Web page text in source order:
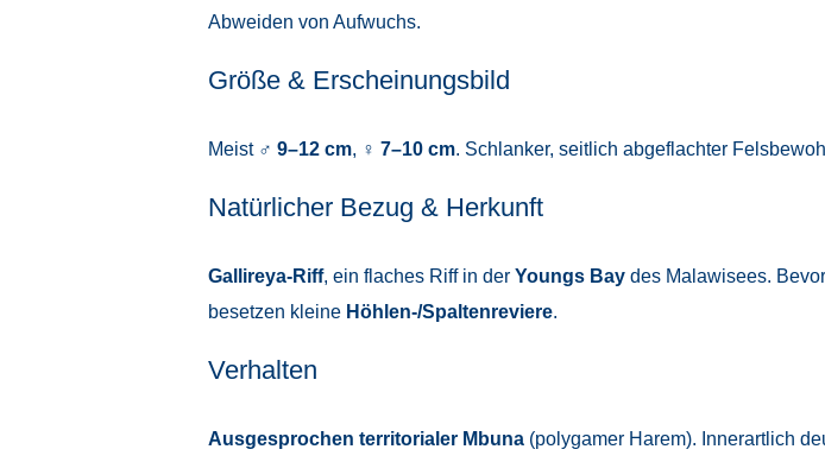
Abweiden von Aufwuchs.
Größe & Erscheinungsbild
Meist ♂ 9–12 cm, ♀ 7–10 cm. Schlanker, seitlich abgeflachter
Natürlicher Bezug & Herkunft
Gallireya-Riff, ein flaches Riff in der Youngs Baydes Malawisees.
besetzen kleine Höhlen-/Spaltenreviere.
Verhalten
Ausgesprochen territorialer Mbuna(polygamer Harem). Innerartlich